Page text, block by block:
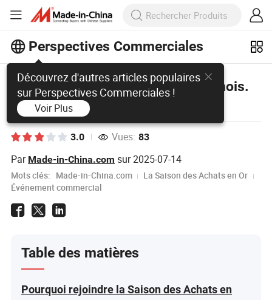
Perspectives Commerciales
Découvrez d'autres articles populaires
sur Perspectives Commerciales !
Voir Plus
La Saison des Achats en Or : Un mois.
Des possibilités infinies.
3.0 Vues: 83
Par Made-in-China.com sur2025-07-14
Mots clés: Made-in-China.com
La Saison des Achats en Or
Événement commercial
Table des matières
Pourquoi rejoindre la Saison des Achats en